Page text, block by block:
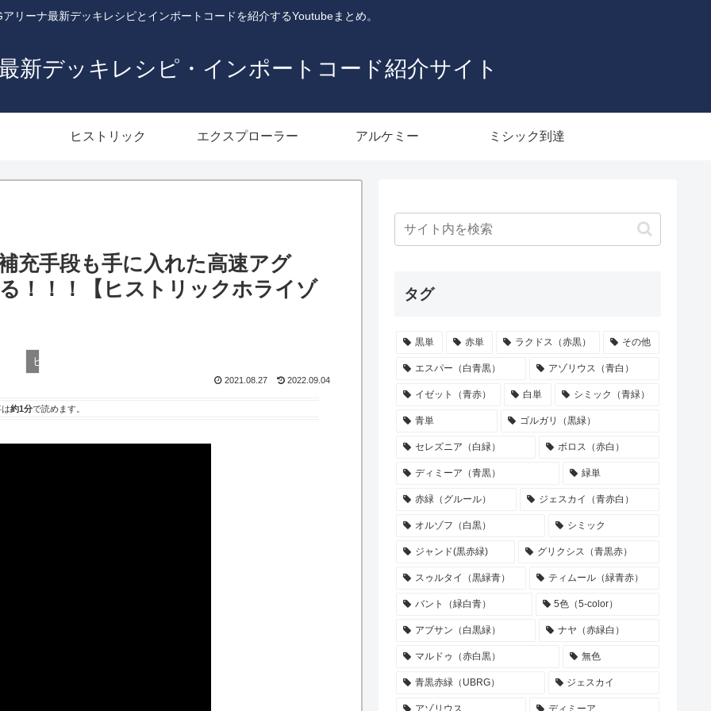
リーナ最新デッキレシピとインポートコードを紹介するYoutubeまとめ。
新デッキレシピ・インポートコード紹介サイト
ヒストリック エクスプローラー アルケミー ミシック到達
充手段も手に入れた高速アグ
！！！【ヒストリックホライゾ
ヒストリック
2021.08.27 2022.09.04
約1分で読めます。
タグ
黒単 赤単 ラクドス（赤黒） その他
エスパー（白青黒） アゾリウス（青白）
イゼット（青赤） 白単 シミック（青緑）
青単 ゴルガリ（黒緑）
セレズニア（白緑） ボロス（赤白）
ディミーア（青黒） 緑単
赤緑（グルール） ジェスカイ（青赤白）
オルゾフ（白黒） シミック
ジャンド(黒赤緑) グリクシス（青黒赤）
スゥルタイ（黒緑青） ティムール（緑青赤）
バント（緑白青） 5色（5-color）
アブサン（白黒緑） ナヤ（赤緑白）
マルドゥ（赤白黒） 無色
青黒赤緑（UBRG） ジェスカイ
アゾリウス ディミーア